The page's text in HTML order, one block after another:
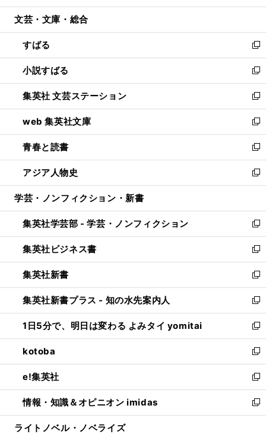
開
ウ
開
く
ン
ウ
で
開
く
ウ
ン
ド
ウ
で
開
く
文芸・文庫・総合
すばる
新
し
い
ウ
ィ
ン
ド
ウ
で
開
く
小説すばる
新
し
い
ウ
ィ
ン
ド
ウ
で
開
集英社 文芸ステーション
新
し
い
ウ
ィ
ン
ド
ウ
開
く
web 集英社文庫
新
し
い
ウ
ィ
ン
ウ
で
開
く
青春と読書
新
し
い
ウ
ン
ド
ウ
で
開
く
アジア人物史
新
し
ウ
ィ
ン
ド
ウ
で
開
く
学芸・ノンフィクション・新書
集英社学芸部 - 学芸・ノンフィクション
新
し
い
ウ
ィ
ン
ド
ウ
で
開
く
集英社ビジネス書
新
し
い
ウ
ィ
ン
ド
ウ
で
開
く
集英社新書
新
し
い
ウ
ィ
ン
ド
ウ
で
開
く
集英社新書プラス - 知の水先案内人
新
し
い
ウ
ィ
ン
ド
ウ
で
開
1日5分で、明日は変わる よみタイ yomitai
新
し
い
ウ
ィ
ン
ド
ウ
kotoba
新
し
い
ウ
ィ
ン
e!集英社
新
し
い
ウ
情報・知識＆オピニオン imidas
新
し
ライトノベル・ノベライズ